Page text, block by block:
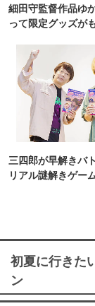
細田守監督作品ゆ
って限定グッズが
三四郎が早解きバ
リアル謎解きゲー
初夏に行きた
ン